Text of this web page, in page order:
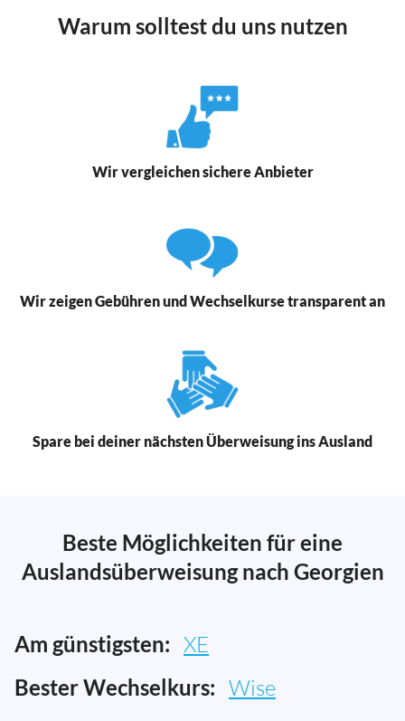
Warum solltest du uns nutzen
Wir vergleichen sichere Anbieter
Wir zeigen Gebühren und Wechselkurse transparent an
Spare bei deiner nächsten Überweisung ins Ausland
Beste Möglichkeiten für eine
Auslandsüberweisung nach Georgien
Am günstigsten: XE
Bester Wechselkurs: Wise